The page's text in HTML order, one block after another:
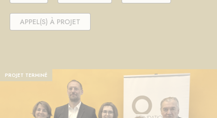
APPEL(S) À PROJET
PROJET TERMINÉ